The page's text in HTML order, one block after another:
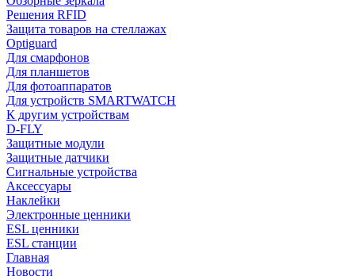
Решения RFID
Защита товаров на стеллажах
Optiguard
Для смарфонов
Для планшетов
Для фотоаппаратов
Для устройств SMARTWATCH
К другим устройствам
D-FLY
Защитные модули
Защитные датчики
Сигнальные устройства
Аксессуары
Наклейки
Электронные ценники
ESL ценники
ESL станции
Главная
Новости